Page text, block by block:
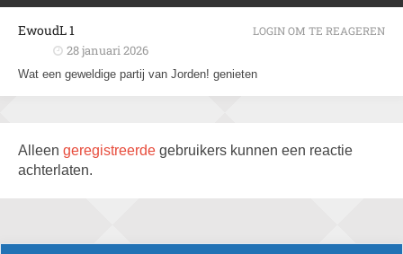
EwoudL 1
28 januari 2026
Wat een geweldige partij van Jorden! genieten
LOGIN OM TE REAGEREN
Alleen geregistreerde gebruikers kunnen een reactie
achterlaten.